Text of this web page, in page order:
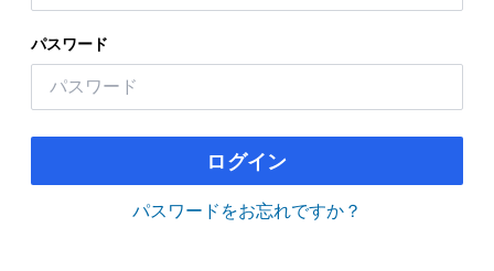
パスワード
ログイン
パスワードをお忘れですか？